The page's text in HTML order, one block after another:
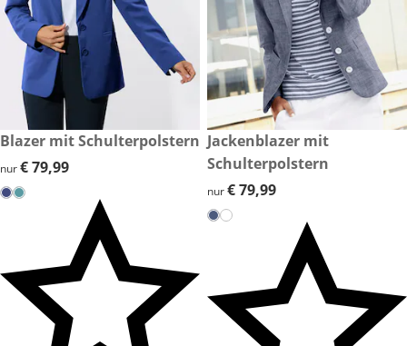
€ 79,99
Blazer mit Schulterpolstern
€ 79,99
nur€ 79,99
€ 79,99
Jackenblazer mit
Schulterpolstern
€ 79,99
nur€ 79,99